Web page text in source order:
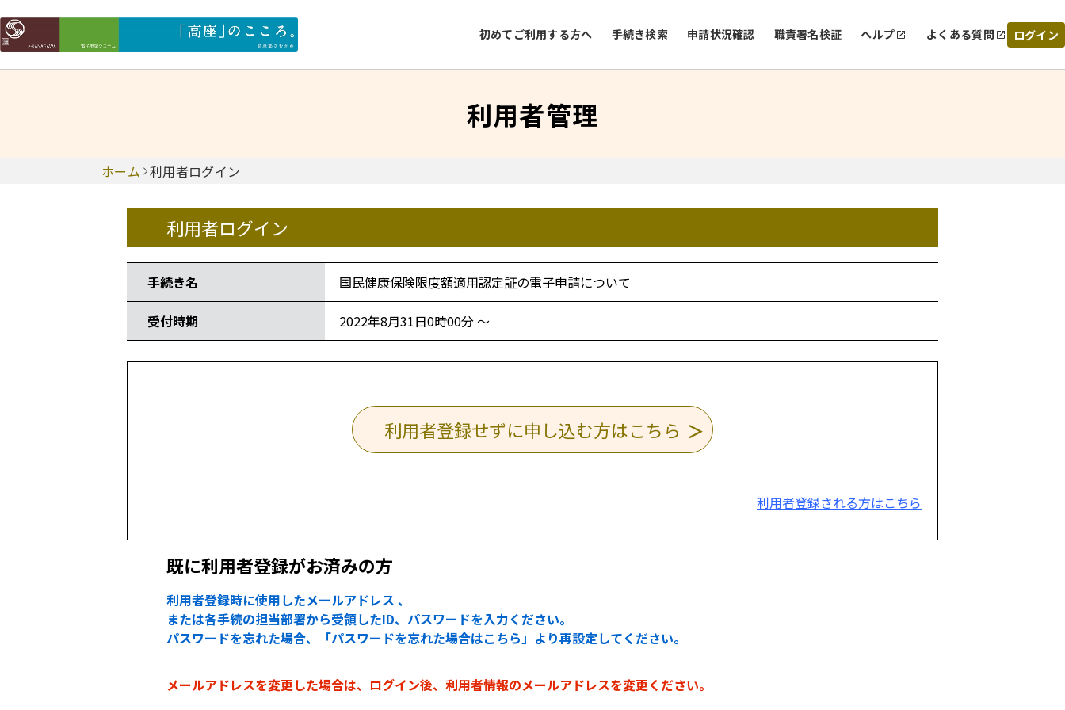
初めてご利用する方へ 手続き検索 申請状況確認 職責署名検証 ヘルプ よくある質問 ログイン
利用者管理
ホーム 利用者ログイン
利用者ログイン
手続き名 国民健康保険限度額適用認定証の電子申請について
受付時期 2022年8月31日0時00分 ～
利用者登録せずに申し込む方はこちら
利用者登録される方はこちら
既に利用者登録がお済みの方
利用者登録時に使用したメールアドレス 、
または各手続の担当部署から受領したID、パスワードを入力ください。
パスワードを忘れた場合、「パスワードを忘れた場合はこちら」より再設定してください。
メールアドレスを変更した場合は、ログイン後、利用者情報のメールアドレスを変更ください。